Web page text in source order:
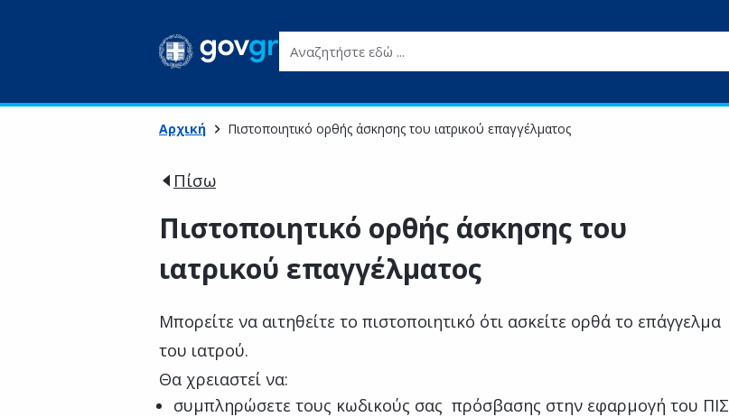
Αναζητήστε εδώ ...
Αρχική Πιστοποιητικό ορθής άσκησης του ιατρικού επαγγέλματος
Πίσω
Πιστοποιητικό ορθής άσκησης του
ιατρικού επαγγέλματος
Μπορείτε να αιτηθείτε το πιστοποιητικό ότι ασκείτε ορθά το επάγγελμα
του ιατρού.
Θα χρειαστεί να:
συμπληρώσετε τους κωδικούς σας πρόσβασης στην εφαρμογή του ΠΙΣ